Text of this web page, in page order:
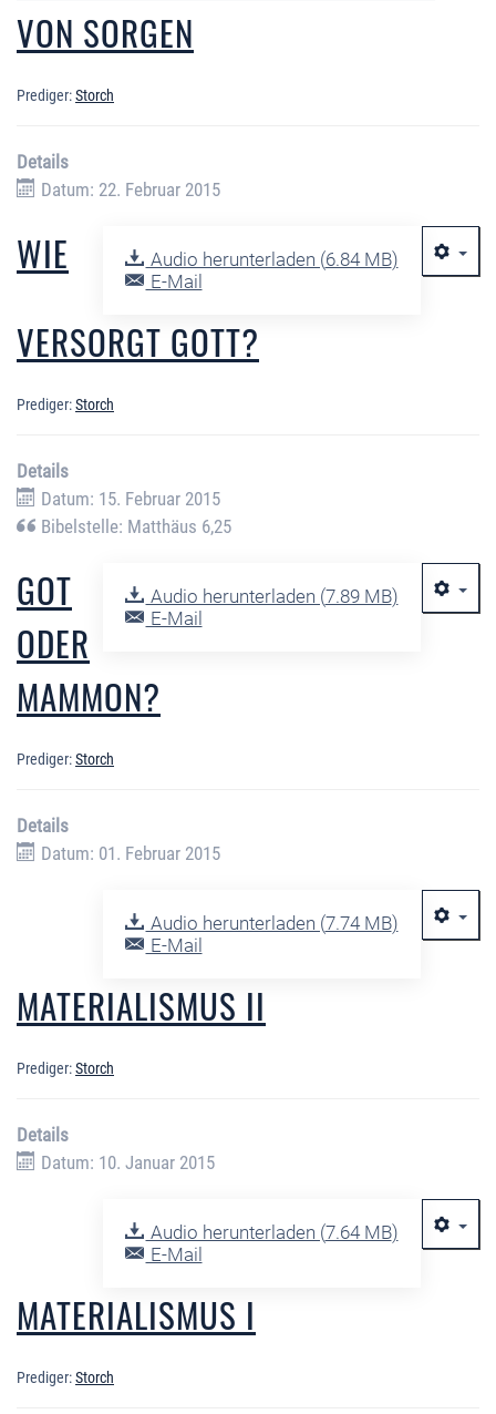
VON SORGEN
Prediger:Storch
Details
Datum: 22. Februar 2015
Audio herunterladen (6.84 MB)
E-Mail
WIE
VERSORGT GOTT?
Prediger:Storch
Details
Datum: 15. Februar 2015
Bibelstelle: Matthäus 6,25
Audio herunterladen (7.89 MB)
E-Mail
GOT
ODER
MAMMON?
Prediger:Storch
Details
Datum: 01. Februar 2015
Audio herunterladen (7.74 MB)
E-Mail
MATERIALISMUS II
Prediger:Storch
Details
Datum: 10. Januar 2015
Audio herunterladen (7.64 MB)
E-Mail
MATERIALISMUS I
Prediger:Storch